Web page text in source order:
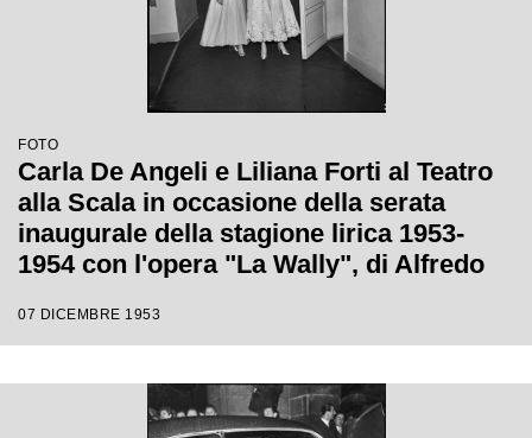
FOTO
Carla De Angeli e Liliana Forti al Teatro
alla Scala in occasione della serata
inaugurale della stagione lirica 1953-
1954 con l'opera "La Wally", di Alfredo
con la regia di Tatiana Pavlova
07 DICEMBRE 1953